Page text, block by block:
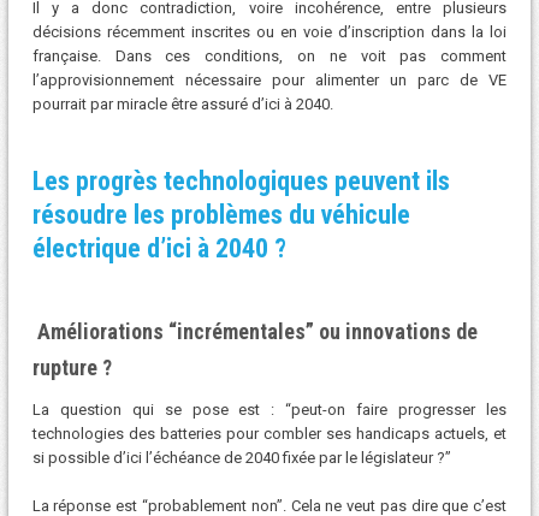
Il y a donc contradiction, voire incohérence, entre plusieurs
décisions récemment inscrites ou en voie d’inscription dans la loi
française. Dans ces conditions, on ne voit pas comment
l’approvisionnement nécessaire pour alimenter un parc de VE
pourrait par miracle être assuré d’ici à 2040.
Les progrès technologiques peuvent ils
résoudre les problèmes du véhicule
électrique d’ici à 2040 ?
Améliorations “incrémentales” ou innovations de
rupture ?
La question qui se pose est : “peut-on faire progresser les
technologies des batteries pour combler ses handicaps actuels, et
si possible d’ici l’échéance de 2040 fixée par le législateur ?”
La réponse est “probablement non”. Cela ne veut pas dire que c’est